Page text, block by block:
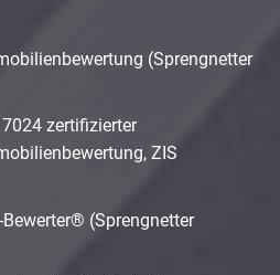
(Sprengnetter
zertifizierter
ZIS
(Sprengnetter